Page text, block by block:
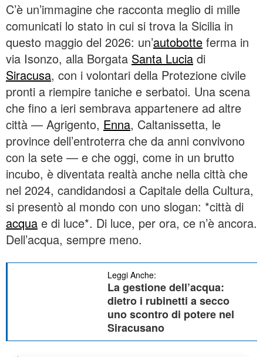
C’è un’immagine che racconta meglio di mille
comunicati lo stato in cui si trova la Sicilia in
questo maggio del 2026: un’autobotte ferma in
via Isonzo, alla Borgata Santa Lucia di
Siracusa, con i volontari della Protezione civile
pronti a riempire taniche e serbatoi. Una scena
che fino a ieri sembrava appartenere ad altre
città — Agrigento, Enna, Caltanissetta, le
province dell’entroterra che da anni convivono
con la sete — e che oggi, come in un brutto
incubo, è diventata realtà anche nella città che
nel 2024, candidandosi a Capitale della Cultura,
si presentò al mondo con uno slogan: *città di
acqua e di luce*. Di luce, per ora, ce n’è ancora.
Dell’acqua, sempre meno.
Leggi Anche:
La gestione dell’acqua:
dietro i rubinetti a secco
uno scontro di potere nel
Siracusano